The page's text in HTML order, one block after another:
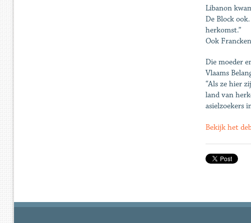
Libanon
De Block
herkomst.”
Ook
Die moeder
Vlaams
“Als ze hier
land van
asielzoekers
Bekijk het